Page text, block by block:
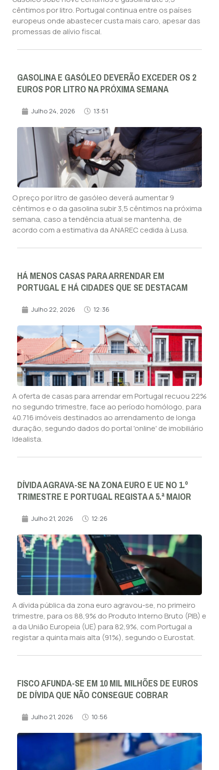
cêntimos por litro. Portugal continua entre os países
europeus onde abastecer custa mais caro, apesar das
promessas de alívio fiscal.
GASOLINA E GASÓLEO DEVERÃO EXCEDER OS 2
EUROS POR LITRO NA PRÓXIMA SEMANA
Julho 24, 2026 13:51
O preço por litro de gasóleo deverá aumentar 9
cêntimos e o da gasolina subir 3,5 cêntimos na próxima
semana, caso a tendência atual se mantenha, de
acordo com a estimativa da ANAREC cedida à Lusa.
HÁ MENOS CASAS PARA ARRENDAR EM
PORTUGAL E HÁ CIDADES QUE SE DESTACAM
Julho 22, 2026 12:36
A oferta de casas para arrendar em Portugal recuou 22%
no segundo trimestre, face ao período homólogo, para
40.716 imóveis destinados ao arrendamento de longa
duração, segundo dados do portal 'online' de imobiliário
Idealista.
DÍVIDA AGRAVA-SE NA ZONA EURO E UE NO 1.º
TRIMESTRE E PORTUGAL REGISTA A 5.ª MAIOR
Julho 21, 2026 12:26
A dívida pública da zona euro agravou-se, no primeiro
trimestre, para os 88,9% do Produto Interno Bruto (PIB) e
a da União Europeia (UE) para 82,9%, com Portugal a
registar a quinta mais alta (91%), segundo o Eurostat.
FISCO AFUNDA-SE EM 10 MIL MILHÕES DE EUROS
DE DÍVIDA QUE NÃO CONSEGUE COBRAR
Julho 21, 2026 10:56